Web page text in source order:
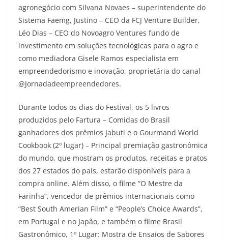
agronegócio com Silvana Novaes – superintendente do
Sistema Faemg, Justino – CEO da FCJ Venture Builder,
Léo Dias – CEO do Novoagro Ventures fundo de
investimento em soluções tecnológicas para o agro e
como mediadora Gisele Ramos especialista em
empreendedorismo e inovação, proprietária do canal
@Jornadadeempreendedores.
Durante todos os dias do Festival, os 5 livros
produzidos pelo Fartura – Comidas do Brasil
ganhadores dos prêmios Jabuti e o Gourmand World
Cookbook (2º lugar) – Principal premiação gastronômica
do mundo, que mostram os produtos, receitas e pratos
dos 27 estados do país, estarão disponíveis para a
compra online. Além disso, o filme “O Mestre da
Farinha”, vencedor de prêmios internacionais como
“Best South Amerian Film” e “People’s Choice Awards”,
em Portugal e no Japão, e também o filme Brasil
Gastronômico, 1º Lugar: Mostra de Ensaios de Sabores